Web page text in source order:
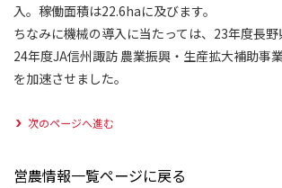
入。稼働面積は22.6haに及びます。
ちなみに機械の導入に当たっては、23年度長
24年度JA信州諏訪 農業振興・生産拡大補助事
を加速させました。
次のページへ進む
営農情報一覧ページに戻る